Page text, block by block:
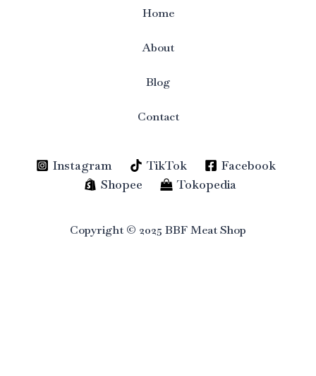
Home
About
Blog
Contact
Instagram TikTok
Facebook
Shopee
Tokopedia
Copyright © 2025 BBF Meat Shop